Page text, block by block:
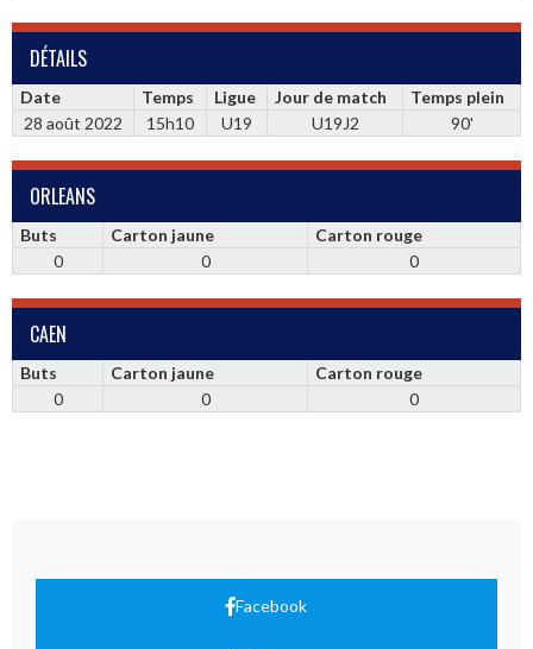
DÉTAILS
Date Temps Ligue Jour de match
Temps plein
28 août 2022
15h10 U19 U19J2 90'
ORLEANS
Buts Carton jaune
Carton rouge
0
0 0
CAEN
Buts Carton jaune
Carton rouge
0
0 0
Facebook